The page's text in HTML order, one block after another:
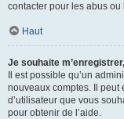
contacter pour les abus
Haut
Je souhaite
Il est possible qu’un
nouveaux comptes. Il peut
d’utilisateur que vous
pour obtenir de l’aide.